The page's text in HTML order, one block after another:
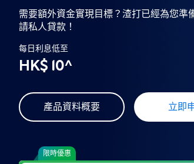
需要額外資金實現目標？渣打已經為您準
請私人貸款！
每日利息低至
HK$ 10^
產品資料概要 立即
限時優惠